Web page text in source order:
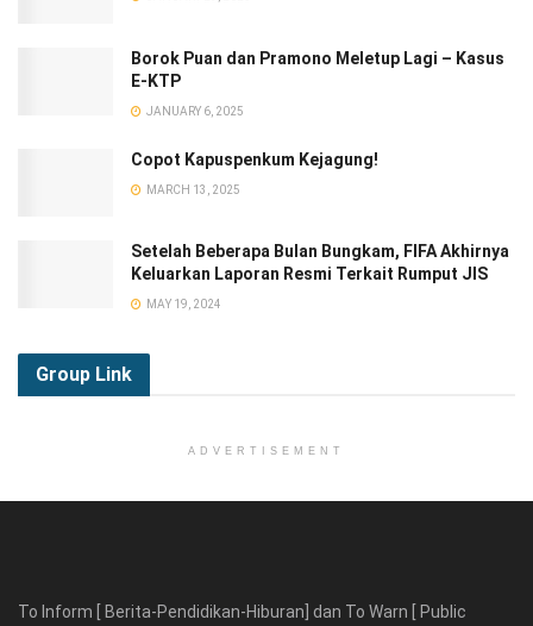
Borok Puan dan Pramono Meletup Lagi – Kasus
E-KTP
JANUARY 6, 2025
Copot Kapuspenkum Kejagung!
MARCH 13, 2025
Setelah Beberapa Bulan Bungkam, FIFA Akhirnya
Keluarkan Laporan Resmi Terkait Rumput JIS
MAY 19, 2024
Group Link
ADVERTISEMENT
To Inform [ Berita-Pendidikan-Hiburan] dan To Warn [ Public